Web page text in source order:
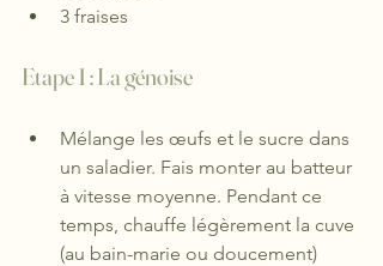
3 fraises
Etape 1 : La génoise
Mélange les œufs et le sucre dans
un saladier. Fais monter au batteur
à vitesse moyenne. Pendant ce
temps, chauffe légèrement la cuve
(au bain-marie ou doucement)